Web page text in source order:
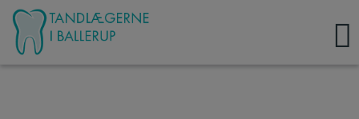
Hop
indholdet